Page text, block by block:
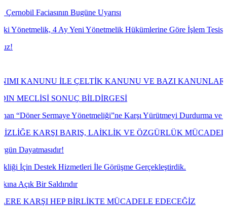
Bugüne Uyarısı
4 Ay Yeni Yönetmelik Hükümlerine Göre İşlem Tesis Etmesine
İLE ÇELTİK KANUNU VE BAZI KANUNLARDA
SONUÇ BİLDİRGESİ
Sermaye Yönetmeliği”ne Karşı Yürütmeyi Durdurma ve İptal
BARIŞ, LAİKLİK VE ÖZGÜRLÜK MÜCADELESİNİ
Hizmetleri İle Görüşme Gerçekleştirdik.
Saldırıdır
HEP BİRLİKTE MÜCADELE EDECEĞİZ